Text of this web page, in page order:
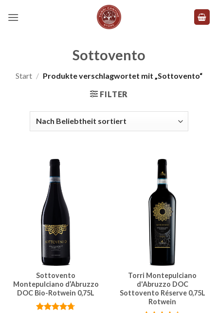
Inhalt
Sottovento
Start / Produkte verschlagwortet mit „Sottovento“
FILTER
Sottovento
Montepulciano d’Abruzzo
DOC Bio-Rotwein 0,75L
Torri Montepulciano
d'Abruzzo DOC
Sottovento Réserve 0,75L
Rotwein